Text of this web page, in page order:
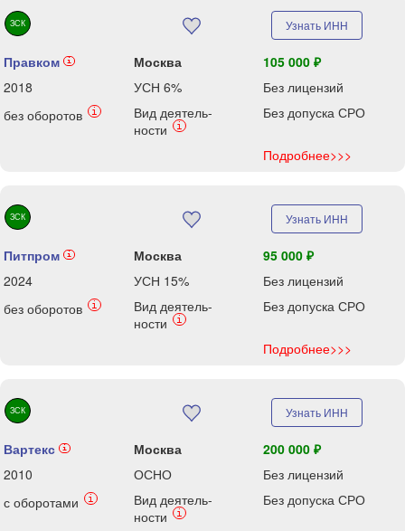
ЗСК Узнать ИНН
Правком i Москва
105 000 ₽
2018
УСН 6%
Без лицензий
без оборотов
i
Вид деятель-
ности
i
Без допуска СРО
Подробнее>>>
ЗСК Узнать ИНН
Питпром i Москва
95 000 ₽
2024
УСН 15%
Без лицензий
без оборотов
i
Вид деятель-
ности
i
Без допуска СРО
Подробнее>>>
ЗСК Узнать ИНН
Вартекс i Москва
200 000 ₽
2010
ОСНО
Без лицензий
с оборотами
i
Вид деятель-
ности
i
Без допуска СРО